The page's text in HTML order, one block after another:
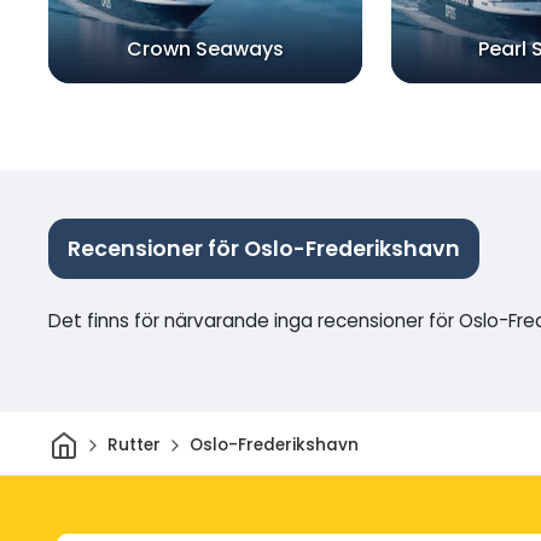
Crown Seaways Pearl
Recensioner för Oslo-Frederikshavn
Det finns för närvarande inga recensioner för Oslo-
HemRutter Oslo-Frederikshavn